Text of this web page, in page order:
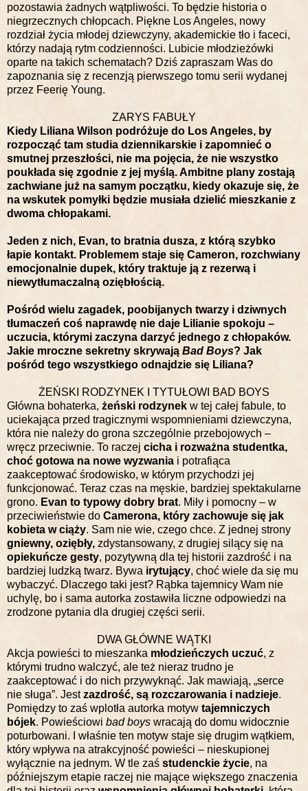
pozostawia żadnych wątpliwości. To będzie historia o
niegrzecznych chłopcach. Piękne Los Angeles, nowy
rozdział życia młodej dziewczyny, akademickie tło i faceci,
którzy nadają rytm codzienności. Lubicie młodzieżówki
oparte na takich schematach? Dziś zapraszam Was do
zapoznania się z recenzją pierwszego tomu serii wydanej
przez Feerię Young.
ZARYS FABUŁY
Kiedy Liliana Wilson podróżuje do Los Angeles, by
rozpocząć tam studia dziennikarskie i zapomnieć o
smutnej przeszłości, nie ma pojęcia, że nie wszystko
poukłada się zgodnie z jej myślą. Ambitne plany zostają
zachwiane już na samym początku, kiedy okazuje się, że
na wskutek pomyłki będzie musiała dzielić mieszkanie z
dwoma chłopakami.
Jeden z nich, Evan, to bratnia dusza, z którą szybko
łapie kontakt. Problemem staje się Cameron, rozchwiany
emocjonalnie dupek, który traktuje ją z rezerwą i
niewytłumaczalną oziębłością.
Pośród wielu zagadek, poobijanych twarzy i dziwnych
tłumaczeń coś naprawdę nie daje Lilianie spokoju –
uczucia, którymi zaczyna darzyć jednego z chłopaków.
Jakie mroczne sekretny skrywają Bad Boys? Jak
pośród tego wszystkiego odnajdzie się Liliana?
ŻEŃSKI RODZYNEK I TYTUŁOWI BAD BOYS
Główna bohaterka, żeński rodzynek w tej całej fabule, to
uciekająca przed tragicznymi wspomnieniami dziewczyna,
która nie należy do grona szczególnie przebojowych –
wręcz przeciwnie. To raczej cicha i rozważna studentka,
choć gotowa na nowe wyzwania i potrafiąca
zaakceptować środowisko, w którym przychodzi jej
funkcjonować. Teraz czas na męskie, bardziej spektakularne
grono. Evan to typowy dobry brat. Miły i pomocny – w
przeciwieństwie do Camerona, który zachowuje się jak
kobieta w ciąży. Sam nie wie, czego chce. Z jednej strony
gniewny, oziębły, zdystansowany, z drugiej silący się na
opiekuńcze gesty, pozytywną dla tej historii zazdrość i na
bardziej ludzką twarz. Bywa irytujący, choć wiele da się mu
wybaczyć. Dlaczego taki jest? Rąbka tajemnicy Wam nie
uchylę, bo i sama autorka zostawiła liczne odpowiedzi na
zrodzone pytania dla drugiej części serii.
DWA GŁÓWNE WĄTKI
Akcja powieści to mieszanka młodzieńczych uczuć, z
którymi trudno walczyć, ale też nieraz trudno je
zaakceptować i do nich przywyknąć. Jak mawiają, „serce
nie sługa”. Jestzazdrość, są rozczarowania i nadzieje.
Pomiędzy to zaś wplotła autorka motyw tajemniczych
bójek. Powieściowi bad boys wracają do domu widocznie
poturbowani. I właśnie ten motyw staje się drugim wątkiem,
który wpływa na atrakcyjność powieści – nieskupionej
wyłącznie na jednym. W tle zaś studenckie życie, na
późniejszym etapie raczej nie mające większego znaczenia